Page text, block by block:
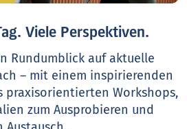
Viele Perspektiven.
Rundumblick auf aktuelle
– mit einem inspirierenden
praxisorientierten Workshops,
zum Ausprobieren und